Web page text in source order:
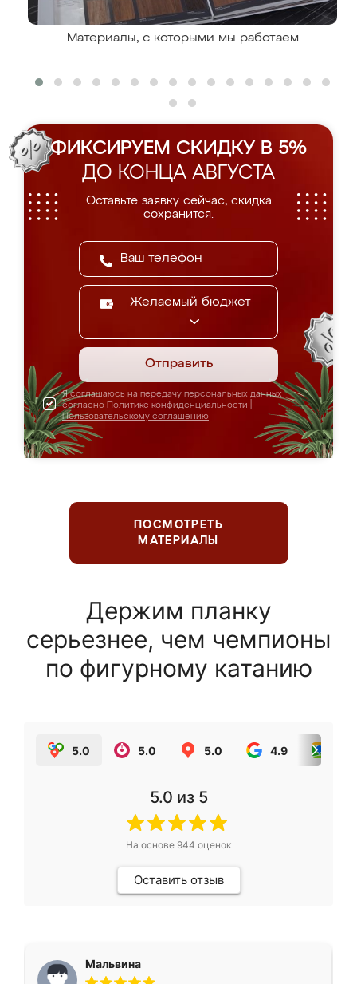
Материалы, с которыми мы работаем
ФИКСИРУЕМ СКИДКУ В 5%
ДО КОНЦА АВГУСТА
Оставьте заявку сейчас, скидка
сохранится.
Желаемый бюджет
Отправить
Я соглашаюсь на передачу персональных данных
согласно Политике конфиденциальности
Пользовательскому соглашению
ПОСМОТРЕТЬ
МАТЕРИАЛЫ
Держим планку
серьезнее, чем чемпионы
по фигурному катанию
5.0 5.0 5.0 4.9
5.0 из 5
На основе 944 оценок
Оставить отзыв
Мальвина